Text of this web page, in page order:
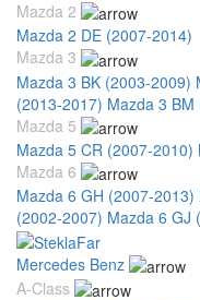
Mazda 2
Mazda 2 DE (2007-2014)
Mazda 3
Mazda 3 BK (2003-2009)
(2013-2017) Mazda 3
Mazda 5
Mazda 5 CR (2007-2010)
Mazda 6
Mazda 6 GH (2007-2013)
(2002-2007) Mazda 6 GJ
Mercedes Benz
A-Class